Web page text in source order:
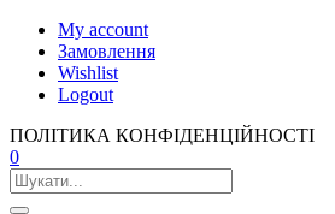
My account
Замовлення
Wishlist
Logout
ПОЛІТИКА КОНФІДЕНЦІЙНОСТІ
0